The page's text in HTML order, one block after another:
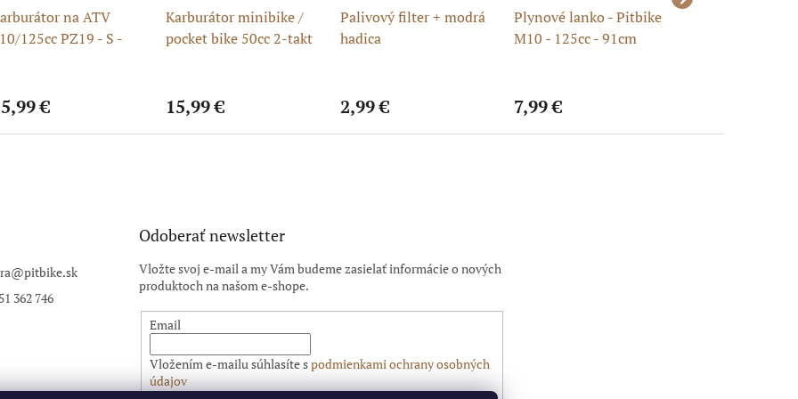
na ATV
125cc PZ19 - S -
€
Karburátor minibike /
pocket bike 50cc 2-takt
15,99 €
Palivový filter + modrá
hadica
2,99 €
Plynové lanko - Pitbike
M10 - 125cc - 91cm
7,99 €
@pitbike.sk
362 746
Odoberať newsletter
Vložte svoj e-mail a my Vám budeme zasielať informácie o nových
produktoch na našom e-shope.
Email
Vložením e-mailu súhlasíte spodmienkami ochrany osobných
údajov